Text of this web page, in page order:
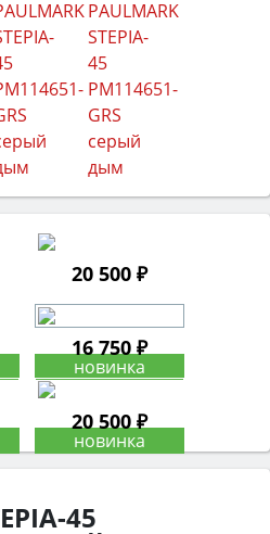
20 500 ₽
16 750 ₽
20 500 ₽
45